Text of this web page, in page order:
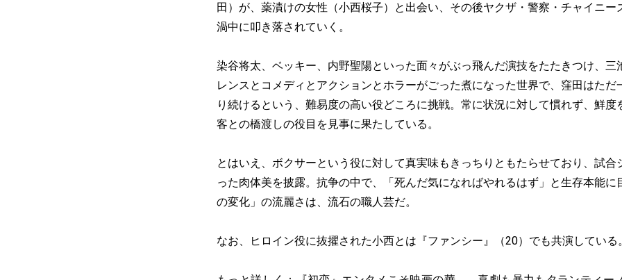
田）が、薬漬けの女性（小西桜子）と出会い、その後ヤクザ・警察・チャイニー
渦中に叩き落されていく。
染谷将太、ベッキー、内野聖陽といった面々がぶっ飛んだ演技をたたきつけ、三
レンスとコメディとアクションとホラーがごった煮になった世界で、窪田はただ
り続けるという、難易度の高い役どころに挑戦。常に状況に対して慣れず、鮮度
客との橋渡しの役目を見事に果たしている。
とはいえ、ボクサーという役に対して真実味もきっちりともたらせており、試合
った肉体美を披露。抗争の中で、「死んだ気になればやれるはず」と生存本能に
の変化」の流麗さは、流石の職人芸だ。
なお、ヒロイン役に抜擢された小西とは『ファンシー』（20）でも共演している。